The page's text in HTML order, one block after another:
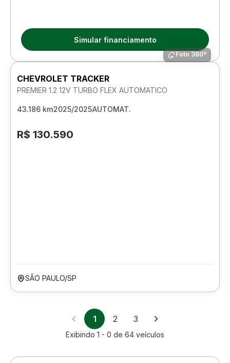
Simular financiamento
Foto 360º
CHEVROLET TRACKER
PREMIER 1.2 12V TURBO FLEX AUTOMATICO
43.186 km2025/2025AUTOMAT.
R$ 130.590
SÃO PAULO/SP
1 2 3
Exibindo 1 - 0 de 64 veículos